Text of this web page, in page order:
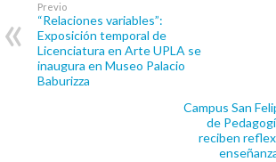
Previo
“Relaciones variables”:
Exposición temporal de
Licenciatura en Arte UPLA se
inaugura en Museo Palacio
Baburizza
Campus San
de
reciben